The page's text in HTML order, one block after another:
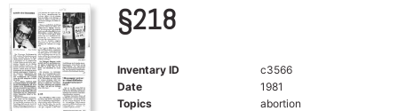
§218
Inventary ID
c3566
Date
1981
Topics
abortion